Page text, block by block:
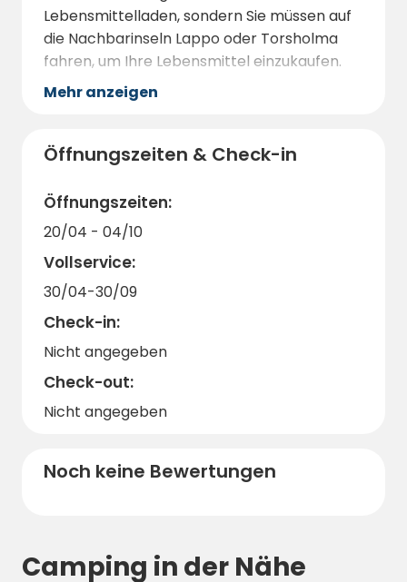
Lebensmittelladen, sondern Sie müssen auf
die Nachbarinseln Lappo oder Torsholma
fahren, um Ihre Lebensmittel einzukaufen.
Mehr anzeigen
Öffnungszeiten & Check-in
Öffnungszeiten:
20/04 - 04/10
Vollservice:
30/04-30/09
Check-in:
Nicht angegeben
Check-out:
Nicht angegeben
Noch keine Bewertungen
Camping in der Nähe